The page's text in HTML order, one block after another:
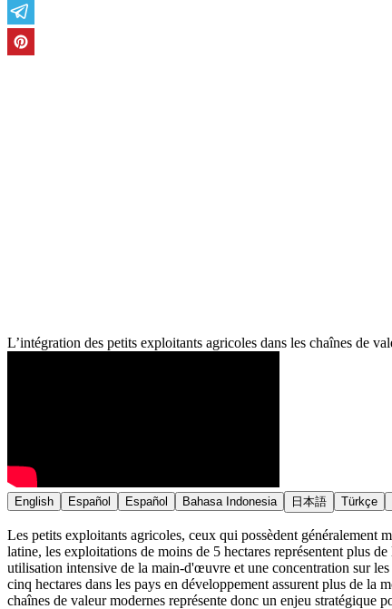
L’intégration des petits exploitants agricoles dans les chaînes de
English Español Español Bahasa Indonesia 日本語 Türkçe
Les petits exploitants agricoles, ceux qui possèdent généralement
latine, les exploitations de moins de 5 hectares représentent plus
utilisation intensive de la main-d'œuvre et une concentration sur
cinq hectares dans les pays en développement assurent plus de
chaînes de valeur modernes représente donc un enjeu stratégique